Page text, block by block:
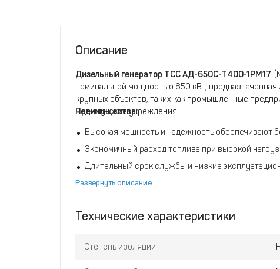
Описание
Дизельный генератор ТСС АД-650С-Т400-1РМ17
номинальной мощностью 650 кВт,
крупных объектов, таких как промышленные
медицинские учреждения.
Преимущества:
Высокая мощность и надежность обеспечивают
Экономичный расход топлива при высокой
Длительный срок службы и низкие
Простота обслуживания и доступность запчастей.
Развернуть описание
Технические характеристики
Степень изоляции H